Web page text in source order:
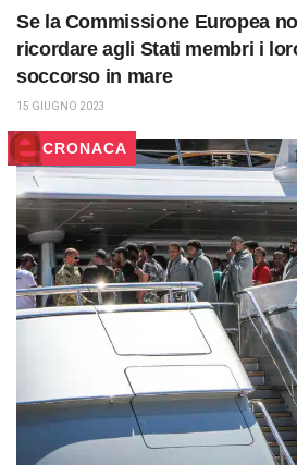
Se la Commissione Europea
ricordare agli Stati membri i
soccorso in mare
15 GIUGNO 2023
CRONACA